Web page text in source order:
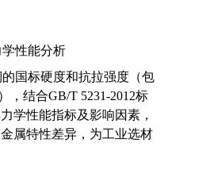
性能分析
国标硬度和抗拉强度（包
，结合GB/T 5231-2012标
学性能指标及影响因素，
属特性差异，为工业选材